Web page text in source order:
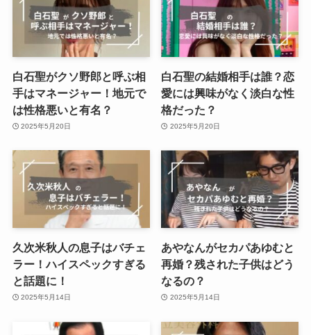
白石聖がクソ野郎と呼ぶ相
手はマネージャー！地元で
は性格悪いと有名？
2025年5月20日
白石聖の結婚相手は誰？恋
愛には興味がなく淡白な性
格だった？
2025年5月20日
久次米秋人の息子はバチェ
ラー！ハイスペックすぎる
と話題に！
2025年5月14日
あやなんがセカパあゆむと
再婚？残された子供はどう
なるの？
2025年5月14日